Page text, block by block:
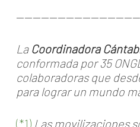
La Coordinadora
conformada por 35
colaboradoras que
para lograr un mundo
(*1) Las movilizaciones